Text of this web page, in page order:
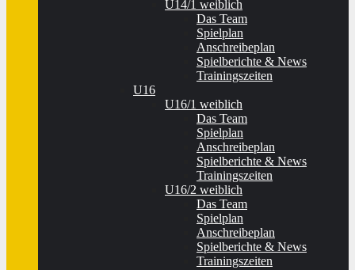
U14/1 weiblich
Das Team
Spielplan
Anschreibeplan
Spielberichte & News
Trainingszeiten
U16
U16/1 weiblich
Das Team
Spielplan
Anschreibeplan
Spielberichte & News
Trainingszeiten
U16/2 weiblich
Das Team
Spielplan
Anschreibeplan
Spielberichte & News
Trainingszeiten